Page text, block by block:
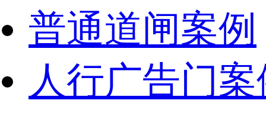
普通道闸案例
人行广告门